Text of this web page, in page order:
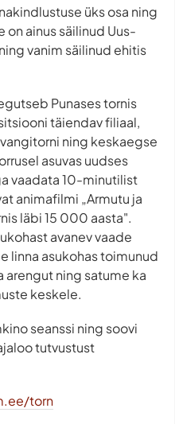
üks osa ning
on ainus säilinud Uus-
vanim säilinud ehitis
Punases tornis
täiendav filiaal,
ning keskaegse
asuvas uudses
vaadata 10-minutilist
animafilmi „Armutu ja
läbi 15 000 aasta".
avanev vaade
linna asukohas toimunud
arengut ning satume ka
keskele.
seanssi ning soovi
tutvustust
torn